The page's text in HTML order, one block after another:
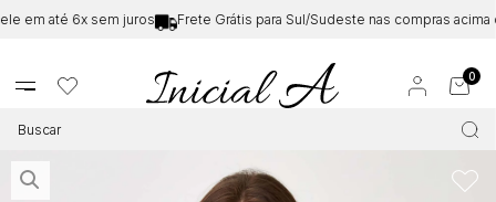
em até 6x sem juros Frete Grátis para Sul/Sudeste nas compras acima
0